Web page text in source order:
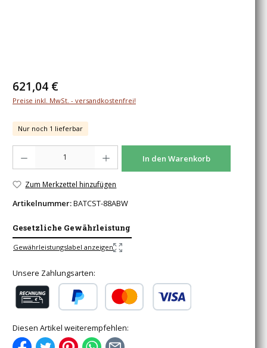
Regulärer Preis:
621,04 €
Preise inkl. MwSt. - versandkostenfrei!
Nur noch 1 lieferbar
In den Warenkorb
Zum Merkzettel hinzufügen
Artikelnummer:BATCST-88ABW
Gesetzliche Gewährleistung
Gewährleistungslabel anzeigen
Unsere Zahlungsarten:
Diesen Artikel weiterempfehlen: